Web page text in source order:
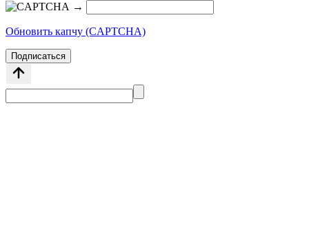
→
Обновить капчу (CAPTCHA)
Подписаться